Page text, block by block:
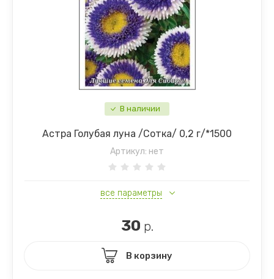
В наличии
Астра Голубая луна /Сотка/ 0,2 г/*1500
Артикул: нет
все параметры
30 р.
В корзину